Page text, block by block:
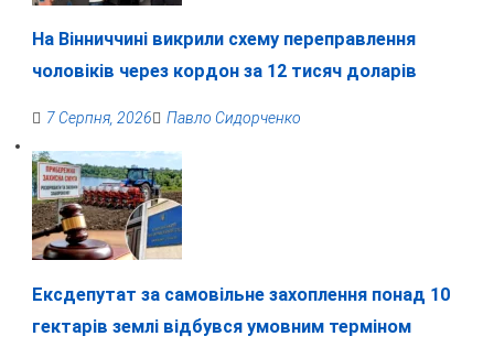
На Вінниччині викрили схему переправлення
чоловіків через кордон за 12 тисяч доларів
7 Серпня, 2026 Павло Сидорченко
Ексдепутат за самовільне захоплення понад 10
гектарів землі відбувся умовним терміном